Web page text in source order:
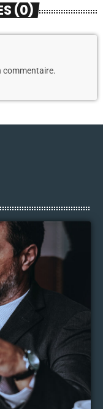
(0)
commentaire.